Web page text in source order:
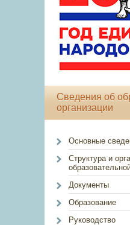
Сведения об
организации
Основные
Структура и
Документы
Образование
Руководство